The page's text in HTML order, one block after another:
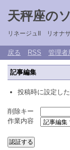
天秤座の
リネージュII リオナ
戻る RSS 管理者
記事編集
投稿時に設定し
削除キー
作業内容